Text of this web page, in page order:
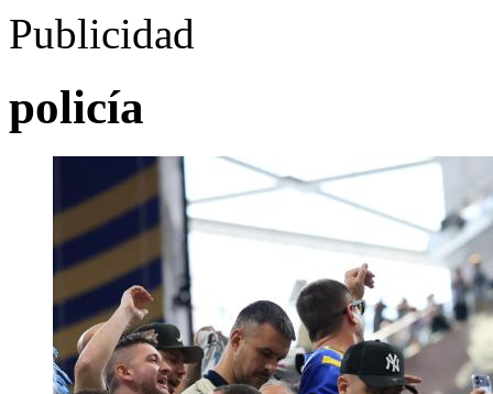
Publicidad
policía